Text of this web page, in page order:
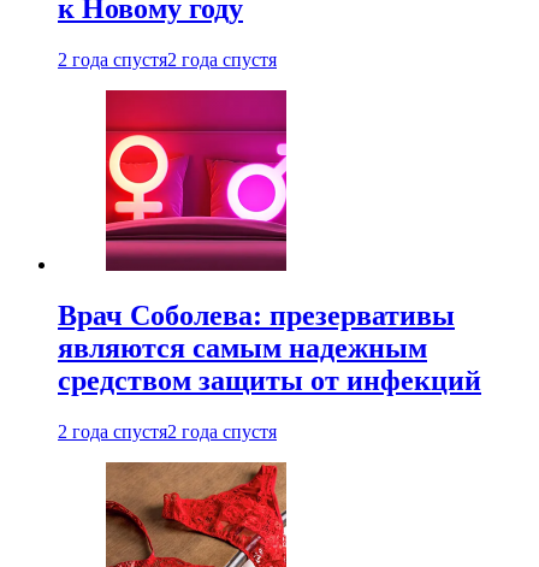
к Новому году
2 года спустя2 года спустя
Врач Соболева: презервативы
являются самым надежным
средством защиты от инфекций
2 года спустя2 года спустя